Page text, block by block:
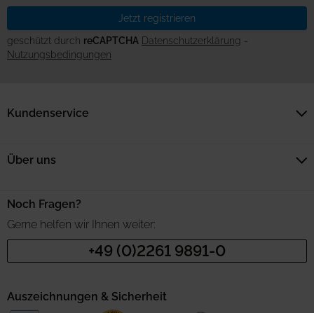
Jetzt registrieren
geschützt durch reCAPTCHA Datenschutzerklärung -
Nutzungsbedingungen
Kundenservice
Noch Fragen?
Gerne helfen wir Ihnen weiter:
+49 (0)2261 9891-0
Über uns
Auszeichnungen & Sicherheit